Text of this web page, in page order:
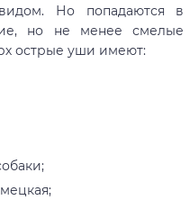
Но попадаются в
но не менее смелые
острые уши имеют: